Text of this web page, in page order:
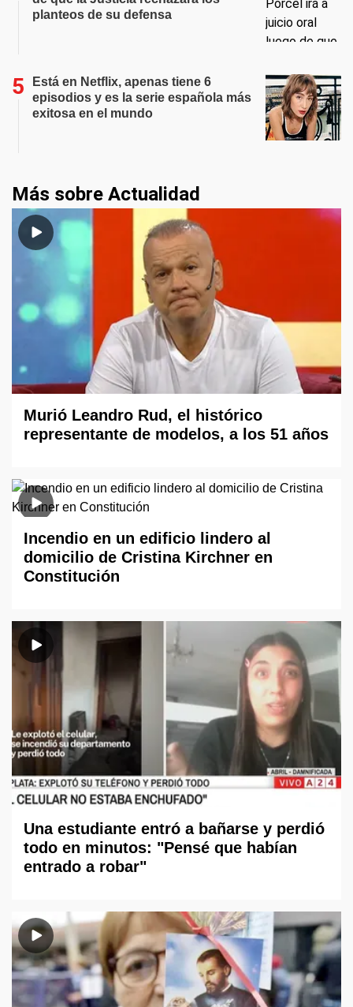
planteos de su defensa
Está en Netflix, apenas tiene 6
episodios y es la serie española más
exitosa en el mundo
Más sobre Actualidad
Murió Leandro Rud, el histórico
representante de modelos, a los 51 años
Incendio en un edificio lindero al
domicilio de Cristina Kirchner en
Constitución
Una estudiante entró a bañarse y perdió
todo en minutos: "Pensé que habían
entrado a robar"